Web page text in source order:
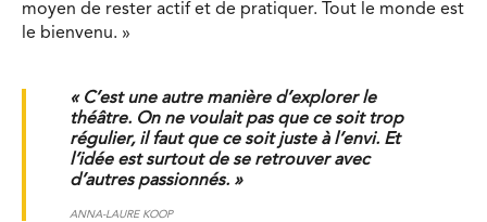
moyen de rester actif et de pratiquer. Tout le monde est
le bienvenu. »
« C’est une autre manière d’explorer le
théâtre. On ne voulait pas que ce soit trop
régulier, il faut que ce soit juste à l’envi. Et
l’idée est surtout de se retrouver avec
d’autres passionnés. »
ANNA-LAURE KOOP